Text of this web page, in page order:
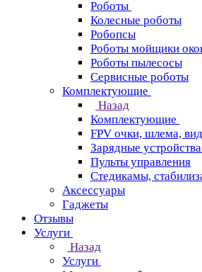
Роботы
Колесные роботы
Робопсы
Роботы мойщики
Роботы пылесосы
Сервисные роботы
Комплектующие
Назад
Комплектующие
FPV очки, шлема,
Зарядные
Пульты управления
Стедикамы,
Аксессуары
Гаджеты
Отзывы
Услуги
Назад
Услуги